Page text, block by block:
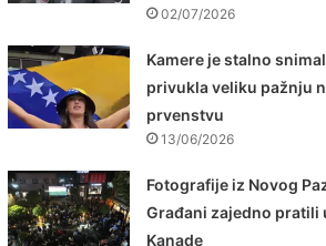
02/07/2026
Kamere je stalno
privukla veliku pažnju
prvenstvu
13/06/2026
Fotografije iz Novog
Građani zajedno pratili
Kanade